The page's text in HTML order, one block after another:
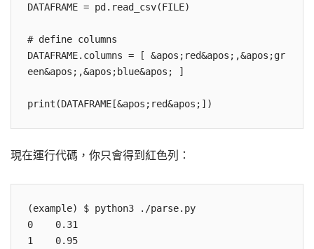
DATAFRAME = pd.read_csv(FILE)
# define columns
DATAFRAME.columns = [ &apos;red&apos;,&apos;gr
een&apos;,&apos;blue&apos; ]
print(DATAFRAME[&apos;red&apos;])
現在運行代碼，你只會得到紅色列：
(example) $ python3 ./parse.py
0    0.31
1    0.95